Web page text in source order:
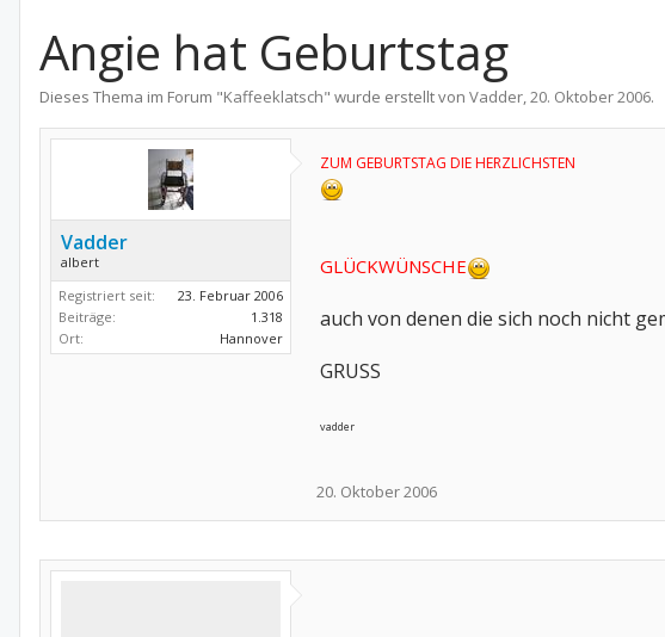
Angie hat Geburtstag
Dieses Thema im Forum "Kaffeeklatsch" wurde erstellt von Vadder,20. Oktober 2006.
Vadder
albert
Registriert seit:
23. Februar 2006
Beiträge:
1.318
Ort:
Hannover
ZUM GEBURTSTAG DIE HERZLICHSTEN
GLÜCKWÜNSCHE
auch von denen die sich noch nicht
GRUSS
vadder
20. Oktober 2006